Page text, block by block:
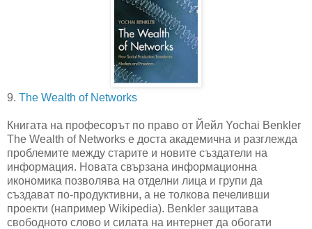
9. The Wealth of Networks
Книгата на професорът по право от Йейл Yochai Benkler
The Wealth of Networks е доста академична и разглежда
проблемите между старите и новите създатели на
информация. Новата свързана информационна
икономика позволява на отделни лица и групи да
създават по-продуктивни, а не толкова печеливши
проекти (например Wikipedia). Benkler защитава
свободното слово и силата на интернет да обогати